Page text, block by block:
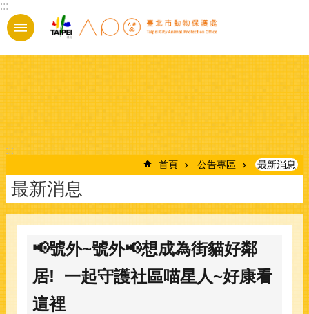
跳到主要內容區塊
:::
:::
首頁 公告專區 最新消息
最新消息
📢號外~號外📢想成為街貓好鄰
居! 一起守護社區喵星人~好康看
這裡